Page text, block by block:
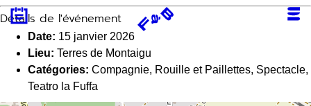
Aller
au
contenu
Détails de l'événement
Date: 15 janvier 2026
Lieu: Terres de Montaigu
Catégories: Compagnie, Rouille et Paillettes, Spectacle,
Teatro la Fuffa